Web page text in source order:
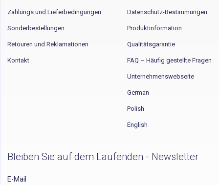
Zahlungs und Lieferbedingungen
Sonderbestellungen
Retouren und Reklamationen
Kontakt
Datenschutz-Bestimmungen
Produktinformation
Qualitätsgarantie
FAQ – Häufig gestellte Fragen
Unternehmenswebseite
German
Polish
English
Bleiben Sie auf dem Laufenden - Newsletter
E-Mail